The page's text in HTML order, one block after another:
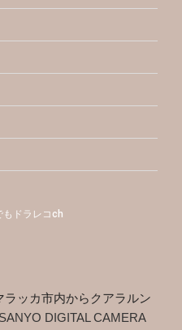
ラッカ市内からクアラルン
SANYO DIGITAL CAMERA